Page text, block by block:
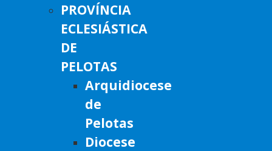
PROVÍNCIA
ECLESIÁSTICA
DE
PELOTAS
Arquidiocese
de
Pelotas
Diocese